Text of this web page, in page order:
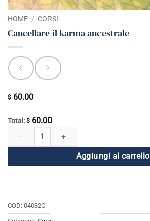
HOME / CORSI
Cancellare il karma ancestrale
$ 60.00
Total: $ 60.00
Cancellare il karma ancestrale quantità
Aggiungi al carrello
COD: 04032C